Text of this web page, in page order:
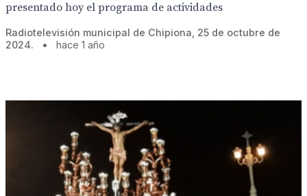
presentado hoy el programa de actividades
Radiotelevisión municipal de Chipiona, 25 de octubre de
2024.
• hace 1 año